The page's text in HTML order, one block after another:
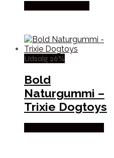
Udsalg 26%
Bold
Naturgummi –
Trixie Dogtoys